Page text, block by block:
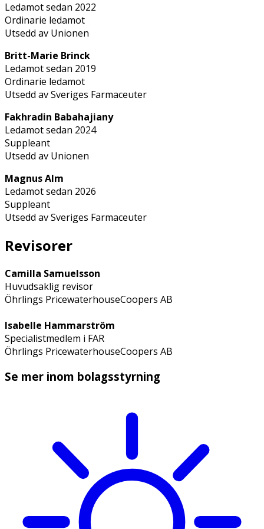
Ledamot sedan 2022
Ordinarie ledamot
Utsedd av Unionen
Britt-Marie Brinck
Ledamot sedan 2019
Ordinarie ledamot
Utsedd av Sveriges Farmaceuter
Fakhradin Babahajiany
Ledamot sedan 2024
Suppleant
Utsedd av Unionen
Magnus Alm
Ledamot sedan 2026
Suppleant
Utsedd av Sveriges Farmaceuter
Revisorer
Camilla Samuelsson
Huvudsaklig revisor
Öhrlings PricewaterhouseCoopers AB
Isabelle Hammarström
Specialistmedlem i FAR
Öhrlings PricewaterhouseCoopers AB
Se mer inom bolagsstyrning